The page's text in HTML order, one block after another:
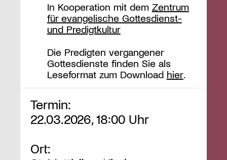
In Kooperation mit dem Zentrum
für evangelische Gottesdienst-
und Predigtkultur
Die Predigten vergangener
Gottesdienste finden Sie als
Leseformat zum Download hier.
Termin:
22.03.2026, 18:00 Uhr
Ort: